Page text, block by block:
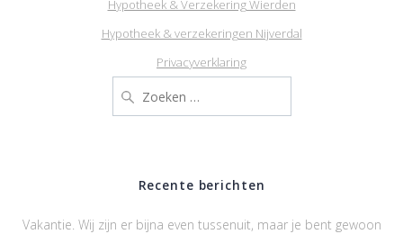
Hypotheek & Verzekering Wierden
Hypotheek & verzekeringen Nijverdal
Privacyverklaring
naar:
Recente berichten
Vakantie. Wij zijn er bijna even tussenuit, maar je bent gewoon